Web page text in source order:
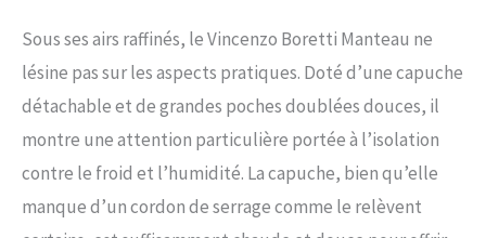
Sous ses airs raffinés, le Vincenzo Boretti Manteau ne
lésine pas sur les aspects pratiques. Doté d’une capuche
détachable et de grandes poches doublées douces, il
montre une attention particulière portée à l’isolation
contre le froid et l’humidité. La capuche, bien qu’elle
manque d’un cordon de serrage comme le relèvent